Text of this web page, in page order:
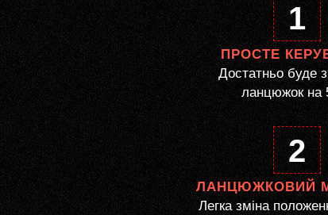
1
ПРОСТЕ
Достатньо буде
ланцюжок на
2
ЛАНЦЮЖКОВИЙ
Легка зміна